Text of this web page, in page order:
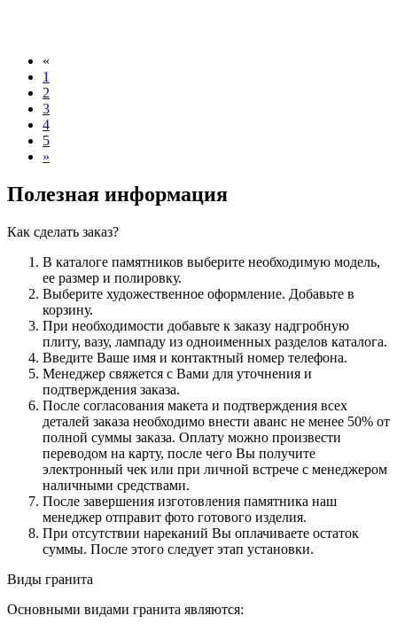
«
1
2
3
4
5
»
Полезная информация
Как сделать заказ?
В каталоге памятников выберите необходимую модель,
ее размер и полировку.
Выберите художественное оформление. Добавьте в
корзину.
При необходимости добавьте к заказу надгробную
плиту, вазу, лампаду из одноименных разделов каталога.
Введите Ваше имя и контактный номер телефона.
Менеджер свяжется с Вами для уточнения и
подтверждения заказа.
После согласования макета и подтверждения всех
деталей заказа необходимо внести аванс не менее 50% от
полной суммы заказа. Оплату можно произвести
переводом на карту, после чего Вы получите
электронный чек или при личной встрече с менеджером
наличными средствами.
После завершения изготовления памятника наш
менеджер отправит фото готового изделия.
При отсутствии нареканий Вы оплачиваете остаток
суммы. После этого следует этап установки.
Виды гранита
Основными видами гранита являются: